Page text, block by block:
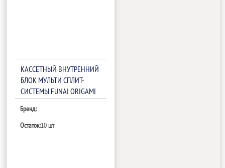
КАССЕТНЫЙ ВНУТРЕННИЙ
БЛОК МУЛЬТИ СПЛИТ-
СИСТЕМЫ FUNAI ORIGAMI
Бренд:
Остаток:10 шт